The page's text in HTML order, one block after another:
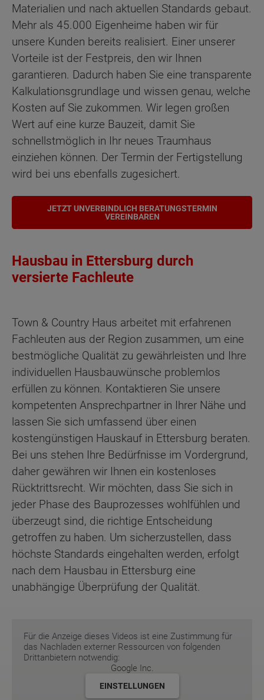
Materialien und nach aktuellen Standards gebaut.
Mehr als 45.000 Eigenheime haben wir für
unsere Kunden bereits realisiert. Einer unserer
Vorteile ist der Festpreis, den wir Ihnen
garantieren. Dadurch haben Sie eine transparente
Kalkulationsgrundlage und wissen genau, welche
Kosten auf Sie zukommen. Wir legen großen
Wert auf eine kurze Bauzeit, damit Sie
schnellstmöglich in Ihr neues Traumhaus
einziehen können. Der Termin der Fertigstellung
wird bei uns ebenfalls zugesichert.
JETZT UNVERBINDLICH BERATUNGSTERMIN
VEREINBAREN
Hausbau in Ettersburg durch
versierte Fachleute
Town & Country Haus arbeitet mit erfahrenen
Fachleuten aus der Region zusammen, um eine
bestmögliche Qualität zu gewährleisten und Ihre
individuellen Hausbauwünsche problemlos
erfüllen zu können. Kontaktieren Sie unsere
kompetenten Ansprechpartner in Ihrer Nähe und
lassen Sie sich umfassend über einen
kostengünstigen Hauskauf in Ettersburg beraten.
Bei uns stehen Ihre Bedürfnisse im Vordergrund,
daher gewähren wir Ihnen ein kostenloses
Rücktrittsrecht. Wir möchten, dass Sie sich in
jeder Phase des Bauprozesses wohlfühlen und
überzeugt sind, die richtige Entscheidung
getroffen zu haben. Um sicherzustellen, dass
höchste Standards eingehalten werden, erfolgt
nach dem Hausbau in Ettersburg eine
unabhängige Überprüfung der Qualität.
Für die Anzeige dieses Videos ist eine Zustimmung für
das Nachladen externer Ressourcen von folgenden
Drittanbietern notwendig:
Google Inc.
EINSTELLUNGEN